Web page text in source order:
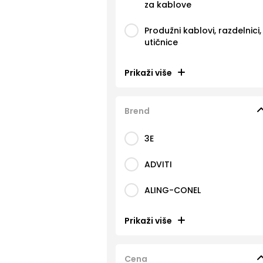
za kablove
Produžni kablovi, razdelnici,
utičnice
Prikaži više
Brend
3E
ADVITI
ALING-CONEL
Prikaži više
Cena